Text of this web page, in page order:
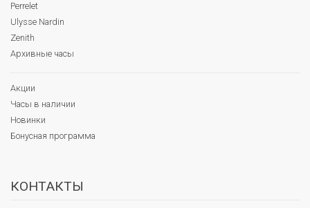
Perrelet
Ulysse Nardin
Zenith
Архивные часы
Акции
Часы в наличии
Новинки
Бонусная программа
КОНТАКТЫ